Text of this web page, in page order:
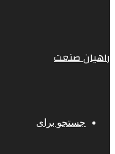
راهیان صنعت
جستجو برای